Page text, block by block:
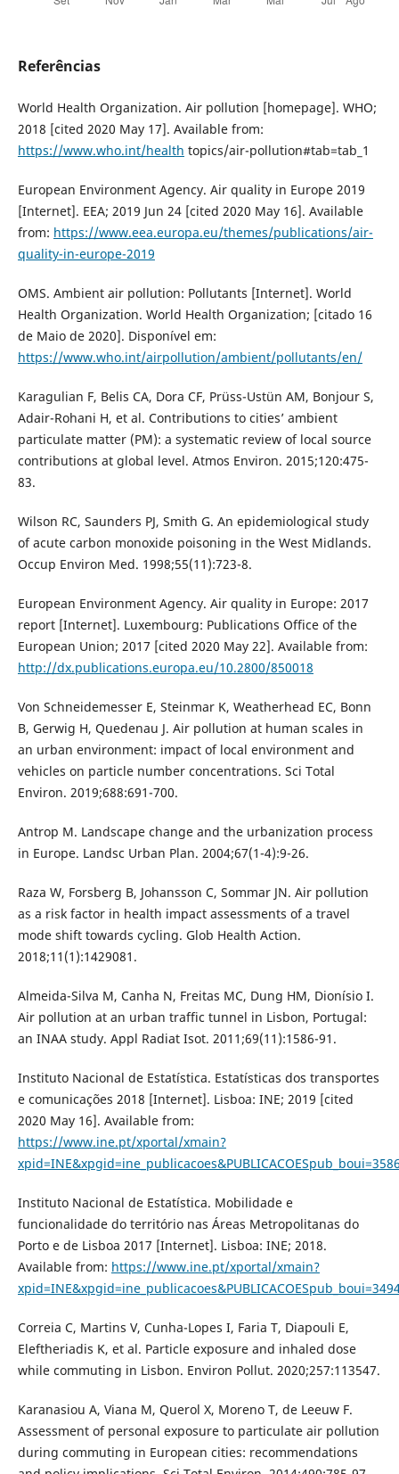
Referências
World Health Organization. Air pollution [homepage]. WHO;
2018 [cited 2020 May 17]. Available from:
https://www.who.int/health topics/air-pollution#tab=tab_1
European Environment Agency. Air quality in Europe 2019
[Internet]. EEA; 2019 Jun 24 [cited 2020 May 16]. Available
from: https://www.eea.europa.eu/themes/publications/air-
quality-in-europe-2019
OMS. Ambient air pollution: Pollutants [Internet]. World
Health Organization. World Health Organization; [citado 16
de Maio de 2020]. Disponível em:
https://www.who.int/airpollution/ambient/pollutants/en/
Karagulian F, Belis CA, Dora CF, Prüss-Ustün AM, Bonjour S,
Adair-Rohani H, et al. Contributions to cities’ ambient
particulate matter (PM): a systematic review of local source
contributions at global level. Atmos Environ. 2015;120:475-
83.
Wilson RC, Saunders PJ, Smith G. An epidemiological study
of acute carbon monoxide poisoning in the West Midlands.
Occup Environ Med. 1998;55(11):723-8.
European Environment Agency. Air quality in Europe: 2017
report [Internet]. Luxembourg: Publications Office of the
European Union; 2017 [cited 2020 May 22]. Available from:
http://dx.publications.europa.eu/10.2800/850018
Von Schneidemesser E, Steinmar K, Weatherhead EC, Bonn
B, Gerwig H, Quedenau J. Air pollution at human scales in
an urban environment: impact of local environment and
vehicles on particle number concentrations. Sci Total
Environ. 2019;688:691-700.
Antrop M. Landscape change and the urbanization process
in Europe. Landsc Urban Plan. 2004;67(1-4):9-26.
Raza W, Forsberg B, Johansson C, Sommar JN. Air pollution
as a risk factor in health impact assessments of a travel
mode shift towards cycling. Glob Health Action.
2018;11(1):1429081.
Almeida-Silva M, Canha N, Freitas MC, Dung HM, Dionísio I.
Air pollution at an urban traffic tunnel in Lisbon, Portugal:
an INAA study. Appl Radiat Isot. 2011;69(11):1586-91.
Instituto Nacional de Estatística. Estatísticas dos transportes
e comunicações 2018 [Internet]. Lisboa: INE; 2019 [cited
2020 May 16]. Available from:
https://www.ine.pt/xportal/xmain?
Instituto Nacional de Estatística. Mobilidade e
funcionalidade do território nas Áreas Metropolitanas do
Porto e de Lisboa 2017 [Internet]. Lisboa: INE; 2018.
Available from: https://www.ine.pt/xportal/xmain?
Correia C, Martins V, Cunha-Lopes I, Faria T, Diapouli E,
Eleftheriadis K, et al. Particle exposure and inhaled dose
while commuting in Lisbon. Environ Pollut. 2020;257:113547.
Karanasiou A, Viana M, Querol X, Moreno T, de Leeuw F.
Assessment of personal exposure to particulate air pollution
during commuting in European cities: recommendations